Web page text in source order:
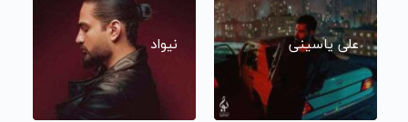
علی یاسینی نیواد